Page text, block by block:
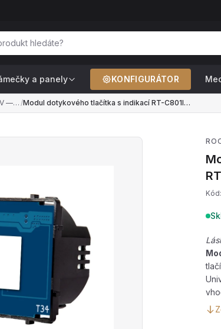
a panely KONFIGURÁTOR
Tlačítka 1/0 a 2/0 — 230V — pro zvonky, schodišťové automaty, push-dim stmívače, ventilátory / Modul dotykového tlačítka s indikací RT-C801IH+CR-B (230V)
Kód: